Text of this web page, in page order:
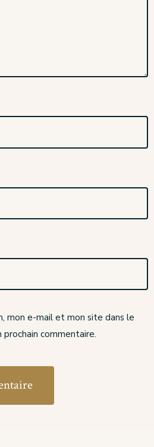
mon e-mail et mon site dans le
commentaire.